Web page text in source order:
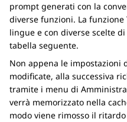
prompt generati con la
diverse funzioni. La
lingue e con diverse scelte
tabella seguente.
Non appena le impostazioni
modificate, alla successiva
tramite i menu di
verrà memorizzato nella
modo viene rimosso il